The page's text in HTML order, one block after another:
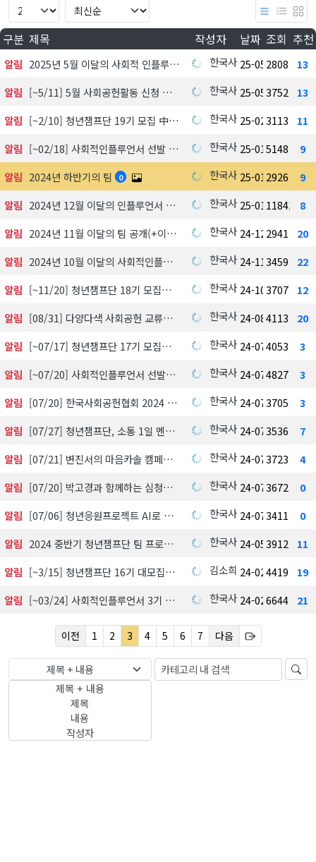
구분 제목 작성자 날짜 조회 추천
알림 2025년 5월 이달의 사회적 인플루언서 선정 발표 한국사회공헌협회
25-05-08
2808
13
알림
[~5/11] 5월 사회공헌활동 신청 접수 한국사회공헌협회
25-05-08
3752
13
알림
[~2/10] 청년챔프단 19기 모집 中 한국사회공헌협회
25-02-04
3113
11
알림
[~02/18] 사회적인플루언서 선발 지원하기 한국사회공헌협회
25-01-21
5148
9
알림 2024년 하반기의 팀 0 한국사회공헌협회
25-01-21
2926
9
알림
2024년 12월 이달의 인플루언서 선정발표 한국사회공헌협회
25-01-21
11841
8
알림
2024년 11월 이달의 팀 공개(+이달의 멘토) 한국사회공헌협회
24-12-13
2941
20
알림
2024년 10월 이달의 사회적인플루언서 선정발표 한국사회공헌협회
24-11-07
3459
22
알림
[~11/20] 청년챔프단 18기 모집 한국사회공헌협회
24-10-21
3707
12
알림
[08/31] 다양다색 사회공헌 교류회 한국사회공헌협회
24-08-21
4113
20
알림
[~07/17] 청년챔프단 17기 모집 한국사회공헌협회
24-07-01
4053
3
알림
[~07/20] 사회적인플루언서 선발모집 한국사회공헌협회
24-07-01
4827
3
알림
[07/20] 한국사회공헌협회 2024 중반기 정기 이사회 한국사회공헌협회
24-07-01
3705
3
알림
[07/27] 청년챔프단, 소통 1일 멘토 한국사회공헌협회
24-07-01
3536
7
알림
[07/21] 변진서의 마음카솔 캠페인 한국사회공헌협회
24-07-01
3723
4
알림
[07/20] 박고경과 함께하는 심청이캠페인 한국사회공헌협회
24-07-01
3672
0
알림
[07/06] 청년응원프로젝트 AI로 면접 프리패스 온라인 포토폴리오 이력서 만들기 한국사회공헌협회
24-07-01
3411
0
알림
2024 중반기 청년챔프단 팀 프로젝트 배치현황(청년멘토, 사회멘토 포함) 한국사회공헌협회
24-05-07
3912
11
알림
[~3/15] 청년챔프단 16기 대모집 김소희 24-02-29
4419
19
알림
[~03/24] 사회적인플루언서 3기 선발 한국사회공헌협회
24-02-28
6644 21
이전 1 2 3 4 5 6 7 다음
제목 + 내용
제목 + 내용
제목
내용
작성자